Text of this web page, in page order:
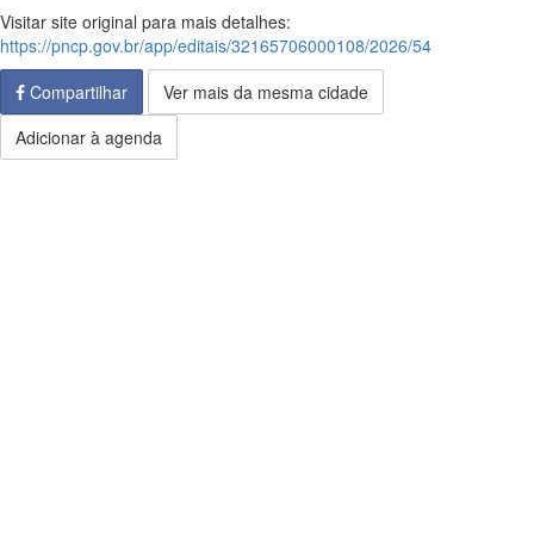
Visitar site original para mais detalhes:
https://pncp.gov.br/app/editais/32165706000108/2026/54
Compartilhar
Ver mais da mesma cidade
Adicionar à agenda